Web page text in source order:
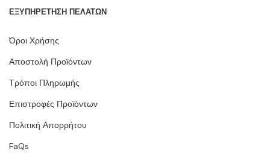
ΕΞΥΠΗΡΕΤΗΣΗ ΠΕΛΑΤΩΝ
Όροι Χρήσης
Αποστολή Προϊόντων
Τρόποι Πληρωμής
Επιστροφές Προϊόντων
Πολιτική Απορρήτου
FaQs